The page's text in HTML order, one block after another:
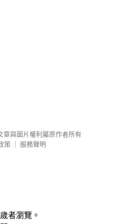
章與圖片權利屬原作者所有
策
服務聲明
者瀏覽。